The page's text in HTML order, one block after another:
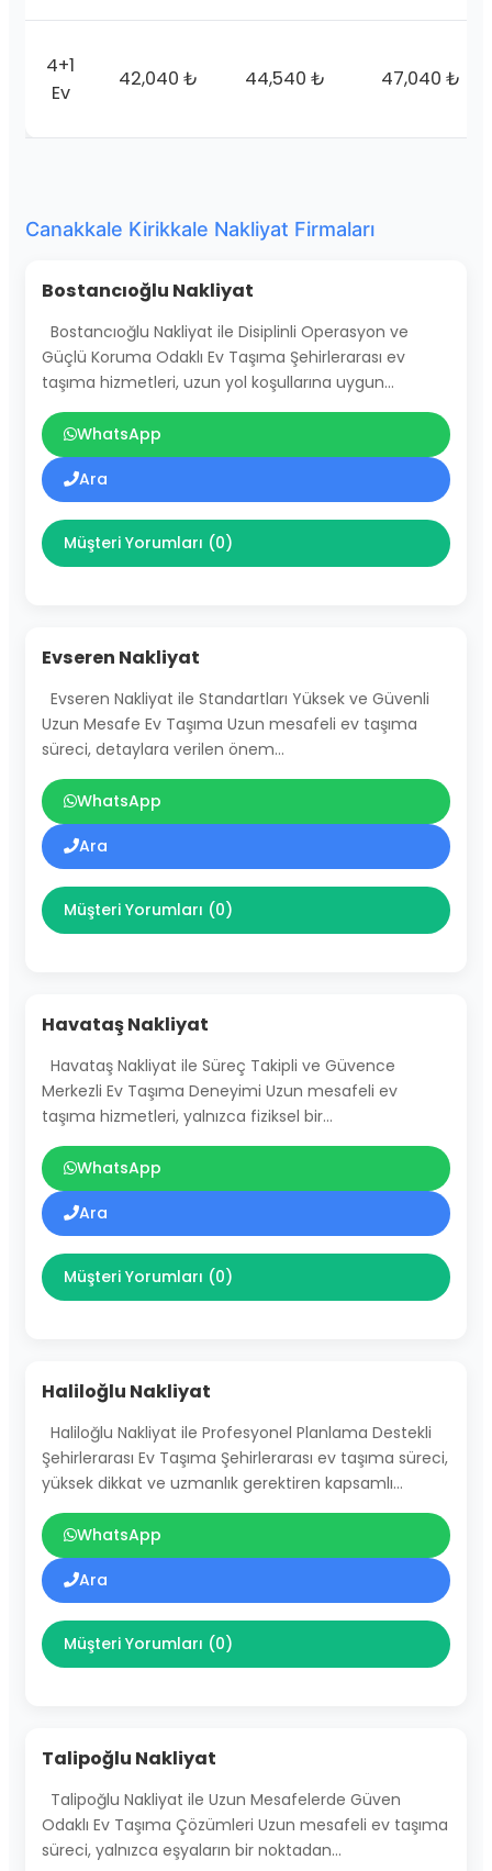
4+1
Ev
42,040 ₺ 44,540 ₺ 47,040 ₺
Canakkale Kirikkale Nakliyat Firmaları
Bostancıoğlu Nakliyat
Bostancıoğlu Nakliyat ile Disiplinli Operasyon ve
Güçlü Koruma Odaklı Ev Taşıma Şehirlerarası ev
taşıma hizmetleri, uzun yol koşullarına uygun…
WhatsApp
Ara
Müşteri Yorumları (0)
Evseren Nakliyat
Evseren Nakliyat ile Standartları Yüksek ve Güvenli
Uzun Mesafe Ev Taşıma Uzun mesafeli ev taşıma
süreci, detaylara verilen önem…
WhatsApp
Ara
Müşteri Yorumları (0)
Havataş Nakliyat
Havataş Nakliyat ile Süreç Takipli ve Güvence
Merkezli Ev Taşıma Deneyimi Uzun mesafeli ev
taşıma hizmetleri, yalnızca fiziksel bir…
WhatsApp
Ara
Müşteri Yorumları (0)
Haliloğlu Nakliyat
Haliloğlu Nakliyat ile Profesyonel Planlama Destekli
Şehirlerarası Ev Taşıma Şehirlerarası ev taşıma süreci,
yüksek dikkat ve uzmanlık gerektiren kapsamlı…
WhatsApp
Ara
Müşteri Yorumları (0)
Talipoğlu Nakliyat
Talipoğlu Nakliyat ile Uzun Mesafelerde Güven
Odaklı Ev Taşıma Çözümleri Uzun mesafeli ev taşıma
süreci, yalnızca eşyaların bir noktadan…